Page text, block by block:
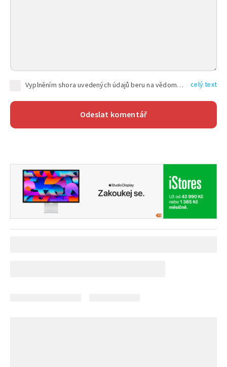
Vyplněním shora uvedených údajů beru na vědomí, že společnost TEXT FACTORY s.r.o., sídlem Brno, Durďákova 336/29, Černá Pole, PSČ: 613 00, IČ: 06157831, zapsané u Krajského soudu v Brně, oddíl C, vložka 100399, bude zpracovávat mé osobní údaje uvedené v rámci mnou vyplněného registračního formuláře na základě oprávněných zájmů TEXT FACTORY s.r.o. dle čl. 6 odst. 1 písm. f) GDPR a pro splnění právních povinností (čl. 6 odst. 1 písm. c) GDPR), a to pro tyto účely: nezbytnost zajistit oprávnění návštěvníka webových stránek provozovaných společností TEXT FACTORY s.r.o. přispívat aktivně ke zveřejněným článkům nebo v rámci diskusních fór a výkon práv TEXT FACTORY s.r.o. jako administrátora těchto diskusních fór. Více informací o zpracování osobních údajů a právech lze nalézt v celý text